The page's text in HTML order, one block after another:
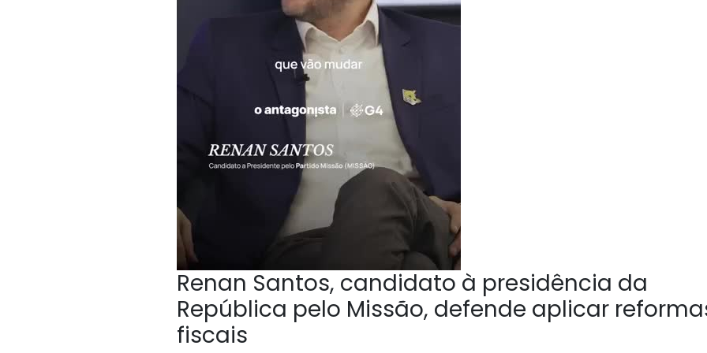
Renan Santos, candidato à presidência da
República pelo Missão, defende aplicar
fiscais